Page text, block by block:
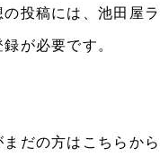
投稿には、池田屋
が必要です。
まだの方はこちらから